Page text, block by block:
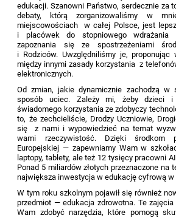
edukacji. Szanowni Państwo, serdecznie za
debaty, którą zorganizowaliśmy w
miejscowościach w całej Polsce, jest
i placówek do stopniowego wdrażania
zapoznania się ze spostrzeżeniami
i Rodziców. Uwzględniliśmy je,
między innymi zasady korzystania z
elektronicznych.
Od zmian, jakie dynamicznie zachodzą w
sposób uciec. Zależy mi, żeby dzieci i
świadomego korzystania ze zdobyczy
to, że zechcieliście, Drodzy Uczniowie,
się z nami i wypowiedzieć na temat
wami rzeczywistość. Dzięki środkom
Europejskiej — zapewniamy Wam w
laptopy, tablety, ale też 12 tysięcy pracowni
Ponad 5 miliardów złotych przeznaczone na
największa inwestycja w edukację cyfrową
W tym roku szkolnym pojawił się również
przedmiot — edukacja zdrowotna. Te zajęcia
Wam zdobyć narzędzia, które pomogą